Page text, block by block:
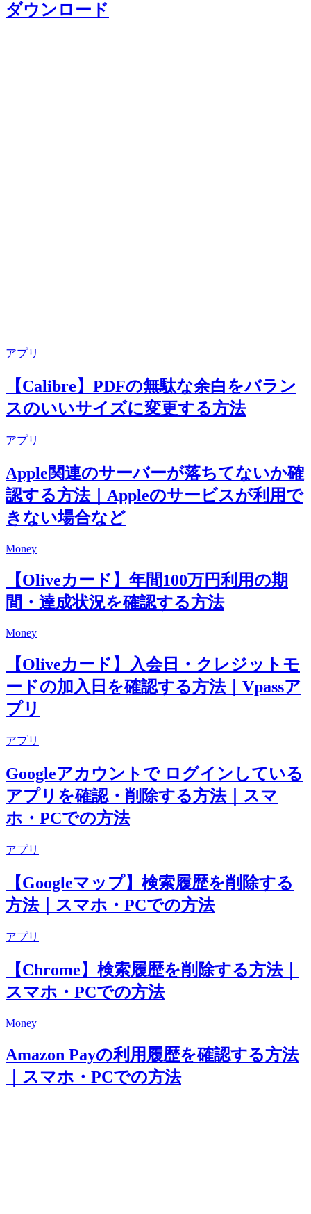
ダウンロード
アプリ
【Calibre】PDFの無駄な余白をバラン
スのいいサイズに変更する方法
アプリ
Apple関連のサーバーが落ちてないか確
認する方法｜Appleのサービスが利用で
きない場合など
Money
【Oliveカード】年間100万円利用の期
間・達成状況を確認する方法
Money
【Oliveカード】入会日・クレジットモ
ードの加入日を確認する方法｜Vpassア
プリ
アプリ
Googleアカウントで ログインしている
アプリを確認・削除する方法｜スマ
ホ・PCでの方法
アプリ
【Googleマップ】検索履歴を削除する
方法｜スマホ・PCでの方法
アプリ
【Chrome】検索履歴を削除する方法｜
スマホ・PCでの方法
Money
Amazon Payの利用履歴を確認する方法
｜スマホ・PCでの方法